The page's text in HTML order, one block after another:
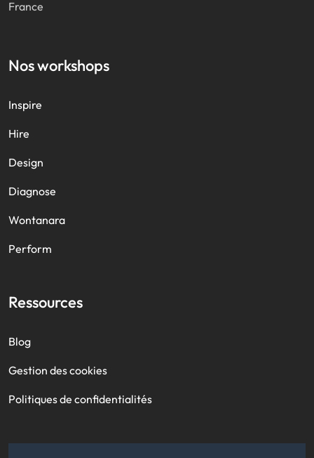
France
Nos workshops
Inspire
Hire
Design
Diagnose
Wontanara
Perform
Ressources
Blog
Gestion des cookies
Politiques de confidentialités